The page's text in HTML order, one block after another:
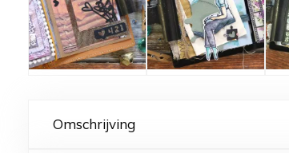
Omschrijving